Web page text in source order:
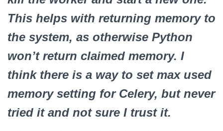
This helps with returning memory to
the system, as otherwise Python
won’t return claimed memory. I
think there is a way to set max used
memory setting for Celery, but never
tried it and not sure I trust it.